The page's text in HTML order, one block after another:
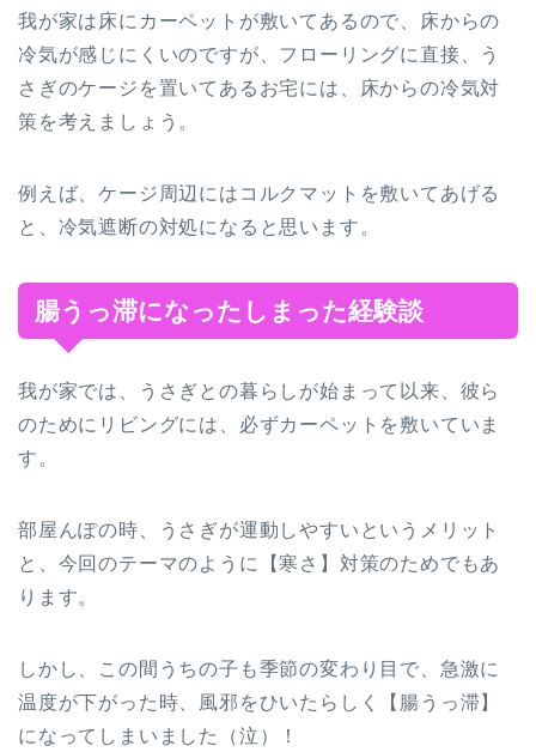
我が家は床にカーペットが敷いてあるので、床からの
冷気が感じにくいのですが、フローリングに直接、う
さぎのケージを置いてあるお宅には、床からの冷気対
策を考えましょう。
例えば、ケージ周辺にはコルクマットを敷いてあげる
と、冷気遮断の対処になると思います。
腸うっ滞になったしまった経験談
我が家では、うさぎとの暮らしが始まって以来、彼ら
のためにリビングには、必ずカーペットを敷いていま
す。
部屋んぽの時、うさぎが運動しやすいというメリット
と、今回のテーマのように【寒さ】対策のためでもあ
ります。
しかし、この間うちの子も季節の変わり目で、急激に
温度が下がった時、風邪をひいたらしく【腸うっ滞】
になってしまいました（泣）！